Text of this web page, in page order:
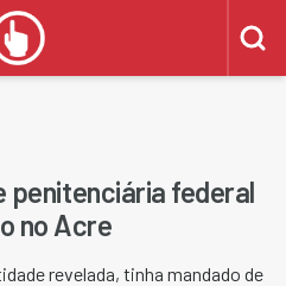
penitenciária federal
no Acre
revelada, tinha mandado de